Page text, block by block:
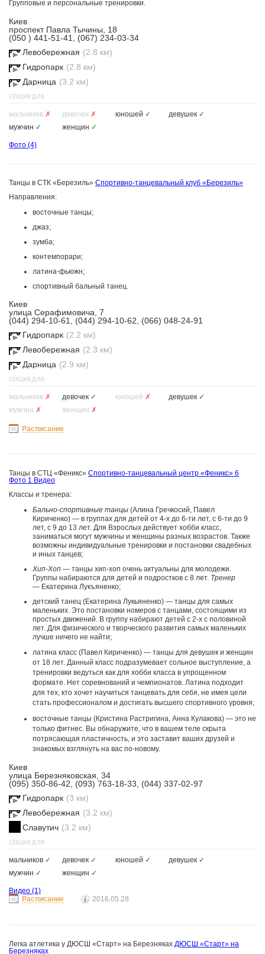
Групповые и персональные тренировки.
Киев
проспект Павла Тычины, 18
(050 ) 441-51-41, (067) 234-03-34
Левобережная (2.8 км)
Гидропарк (2.8 км)
Дарница (3.2 км)
СЕКЦИЯ ДЛЯ
мальчиков ✗ девочек ✗ юношей ✓ девушек ✓
мужчин ✓ женщин ✓
Фото (4)
Танцы в СТК «Березиль» Спортивно-танцевальный клуб «Березиль»
Направления:
восточные танцы;
джаз;
зумба;
контемпорари;
латина-фьюжн;
спортивный бальный танец.
Киев
улица Серафимовича, 7
(044) 294-10-61, (044) 294-10-62, (066) 048-24-91
Гидропарк (2.2 км)
Левобережная (2.3 км)
Дарница (2.9 км)
СЕКЦИЯ ДЛЯ
мальчиков ✗ девочек ✓ юношей ✗ девушек ✓
мужчин ✗ женщин ✗
Расписание
Танцы в СТЦ «Феникс» Спортивно-танцевальный центр «Феникс» 6
Фото 1 Видео
Классы и тренера:
Бально-спортивные танцы (Алина Гречкосий, Павел
Кириченко) — в группах для детей от 4-х до 6-ти лет, с 6-ти до 9
лет, с 9 до 13 лет. Для Взрослых действует хобби класс,
заниматься могут мужчины и женщины разных возрастов. Также
возможны индивидуальные тренировки и постановки свадебных
и иных танцев;
Хип-Хоп — танцы хип-хоп очень актуальны для молодежи.
Группы набираются для детей и подростков с 8 лет. Тренер
— Екатерина Лукъяненко;
детский танец (Екатерина Лукьяненко) — танцы для самых
маленьких. Это постановки номеров с танцами, состоящими из
простых движений. В группу набирают детей с 2-х с половиной
лет. Для физического и творческого развития самых маленьких
лучше ничего не найти;
латина класс (Павел Кириченко) — танцы для девушек и женщин
от 18 лет. Данный класс подразумевает сольное выступление, а
тренировки ведуться как для хобби класса в упрощенном
формате. Нет соревнований и чемпионатов. Латина подходит
для тех, кто хочет научиться танцевать для себя, не имея цели
стать профессионалом и достигать высшего спортивного уровня;
восточные танцы (Кристина Растригина, Анна Кулакова) — это не
только фитнес. Вы обнаружите, что в вашем теле скрыта
потрясающая пластичность, и это заставит ваших друзей и
знакомых взглянуть на вас по-новому.
Киев
улица Березняковская, 34
(095) 350-86-42, (093) 763-18-33, (044) 337-02-97
Гидропарк (3 км)
Левобережная (3.2 км)
Славутич (3.2 км)
СЕКЦИЯ ДЛЯ
мальчиков ✓ девочек ✓ юношей ✓ девушек ✓
мужчин ✓ женщин ✓
Видео (1)
Расписание
2016.05.28
Легка атлетика у ДЮСШ «Старт» на Березняках ДЮСШ «Старт» на
Березняках